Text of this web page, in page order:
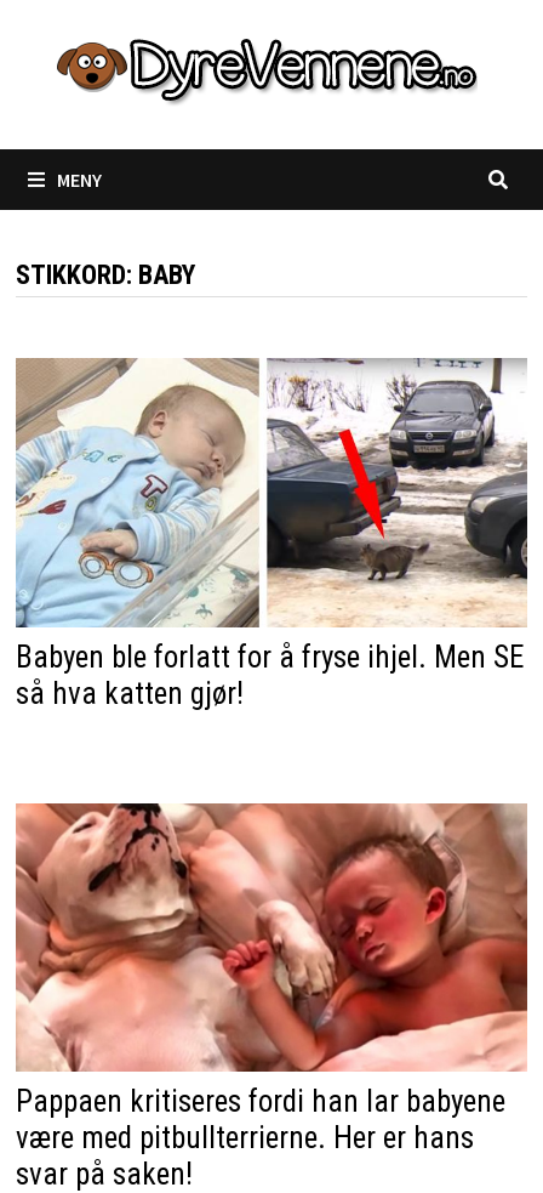
innhold
MENY
STIKKORD: BABY
Babyen ble forlatt for å fryse ihjel. Men SE
så hva katten gjør!
Pappaen kritiseres fordi han lar babyene
være med pitbullterrierne. Her er hans
svar på saken!